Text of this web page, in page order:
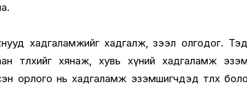
хадгаламжийг хадгалж, зээл олгодог.
төлөхийг хянаж, хувь хүний хадгаламж
орлого нь хадгаламж эзэмшигчдэд төлөх